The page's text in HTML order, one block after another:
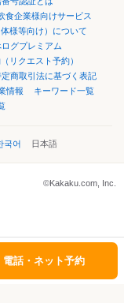
食企業様向けサービス
様等向け）について
グプレミアム
リクエスト予約）
定商取引法に基づく表記
情報
キーワード一覧
국어 日本語
©Kakaku.com, Inc.
電話・ネット予約